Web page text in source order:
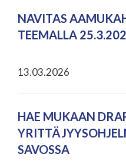
NAVITAS
TEEMALLA
13.03.2026
HAE MUKAAN
SAVOSSA